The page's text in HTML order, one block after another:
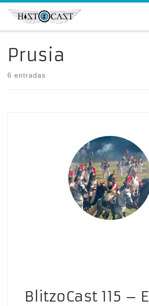
Saltar al contenido
Prusia
6 entradas
BlitzoCast 115 – El